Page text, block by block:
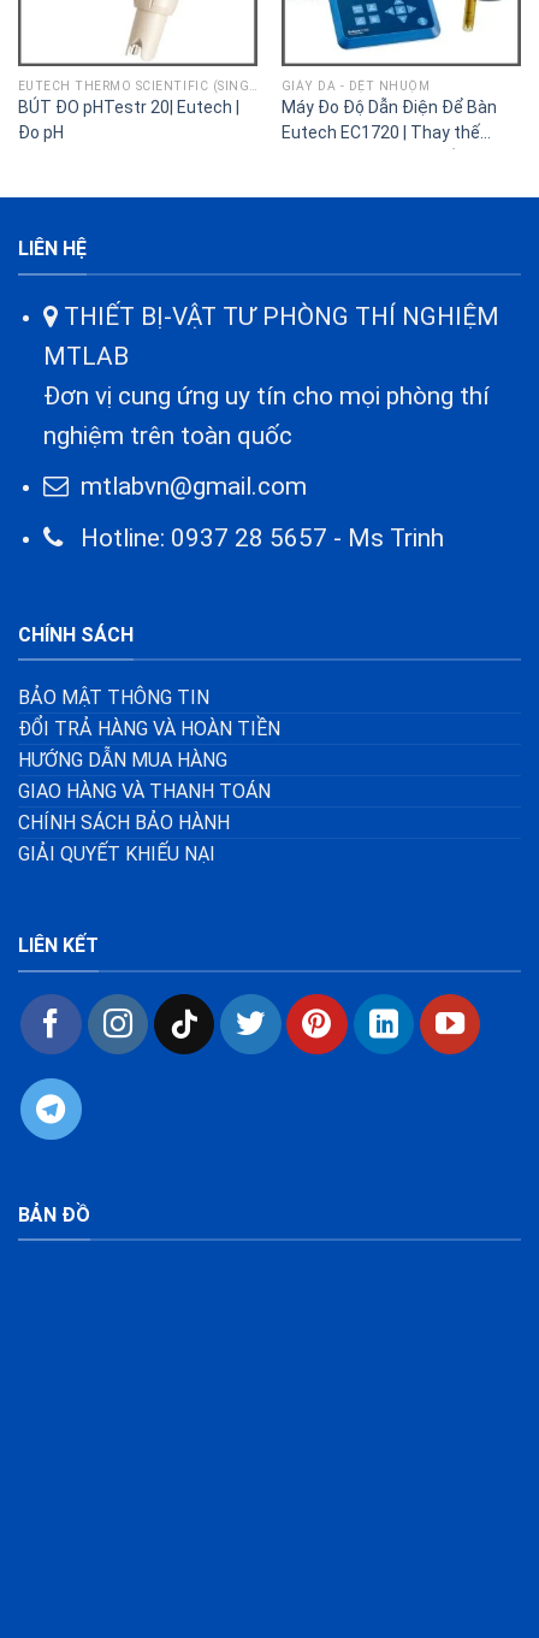
BÚT ĐO pHTestr 20| Eutech |
Đo pH
GIÀY DA - DỆT NHUỘM
Máy Đo Độ Dẫn Điện Để Bàn
Eutech EC1720 | Thay thế
LIÊN HỆ
THIẾT BỊ-VẬT TƯ PHÒNG THÍ NGHIỆM
MTLAB
Đơn vị cung ứng uy tín cho mọi phòng thí
nghiệm trên toàn quốc
mtlabvn@gmail.com
Hotline: 0937 28 5657 - Ms Trinh
CHÍNH SÁCH
BẢO MẬT THÔNG TIN
ĐỔI TRẢ HÀNG VÀ HOÀN TIỀN
HƯỚNG DẪN MUA HÀNG
GIAO HÀNG VÀ THANH TOÁN
CHÍNH SÁCH BẢO HÀNH
GIẢI QUYẾT KHIẾU NẠI
LIÊN KẾT
BẢN ĐỒ